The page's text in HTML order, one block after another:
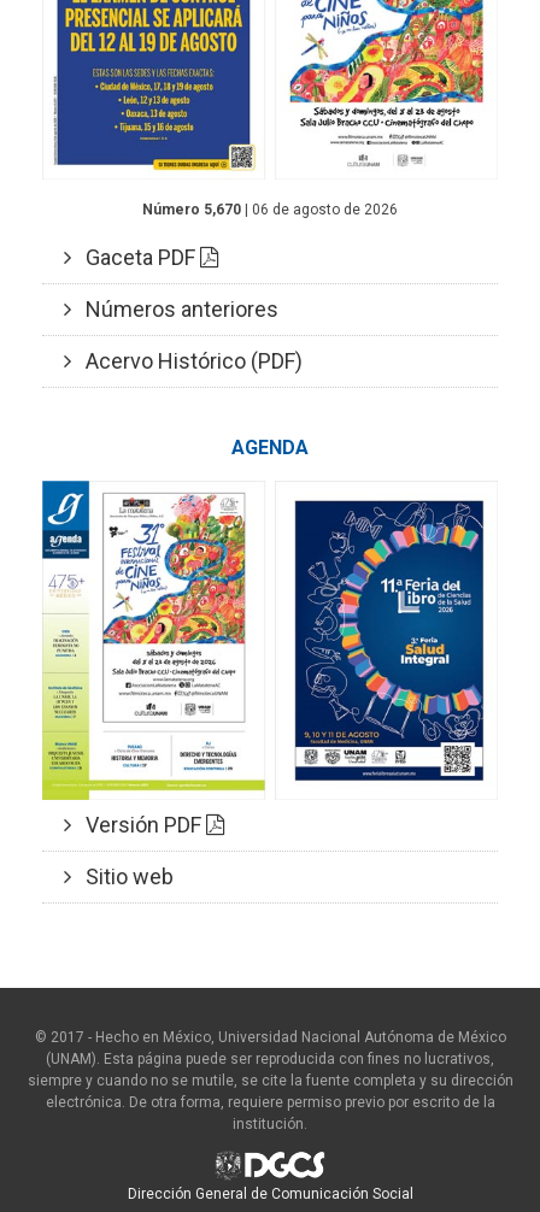
Número 5,670 | 06 de agosto de 2026
Gaceta PDF
Números anteriores
Acervo Histórico (PDF)
AGENDA
Versión PDF
Sitio web
© 2017 - Hecho en México, Universidad Nacional Autónoma de México
(UNAM). Esta página puede ser reproducida con fines no lucrativos,
siempre y cuando no se mutile, se cite la fuente completa y su dirección
electrónica. De otra forma, requiere permiso previo por escrito de la
institución.
Dirección General de Comunicación Social